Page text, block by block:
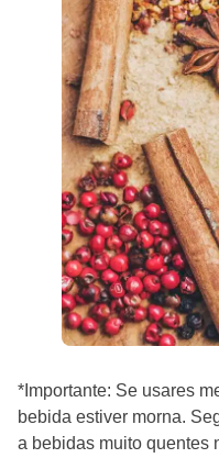
*Importante: Se usares
bebida estiver morna.
a bebidas muito quentes